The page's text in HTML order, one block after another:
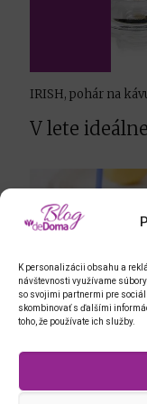
K personalizácii obsahu a
návštevnosti využívame
so svojimi partnermi pre
skombinovať s ďalšími
toho, že používate ich služby.
IRISH, pohár na
V lete